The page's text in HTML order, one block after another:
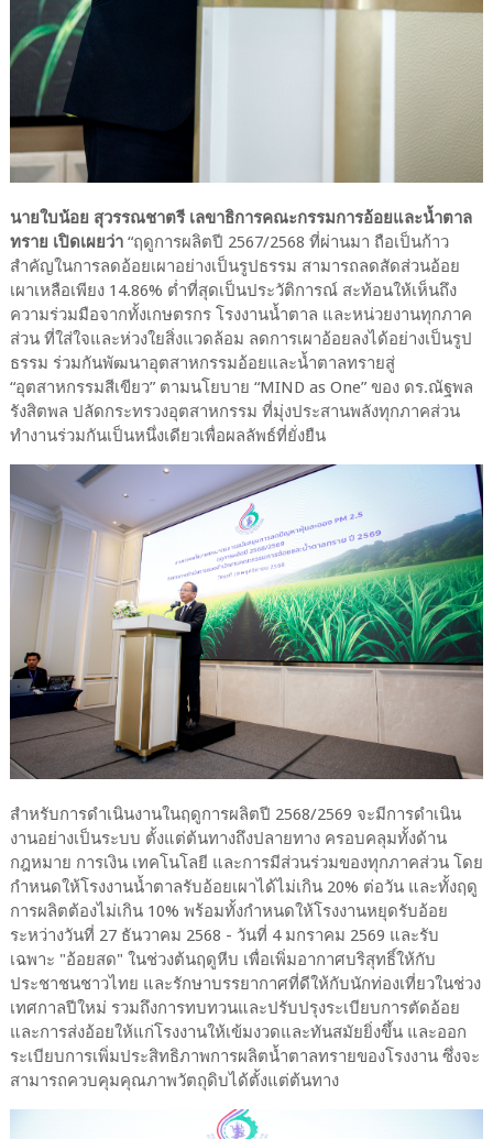
นายใบน้อย สุวรรณชาตรี เลขาธิการคณะกรรมการอ้อยและน้ำตาล
ทราย เปิดเผยว่า “ฤดูการผลิตปี 2567/2568 ที่ผ่านมา ถือเป็นก้าว
สำคัญในการลดอ้อยเผาอย่างเป็นรูปธรรม สามารถลดสัดส่วนอ้อย
เผาเหลือเพียง 14.86% ต่ำที่สุดเป็นประวัติการณ์ สะท้อนให้เห็นถึง
ความร่วมมือจากทั้งเกษตรกร โรงงานน้ำตาล และหน่วยงานทุกภาค
ส่วน ที่ใส่ใจและห่วงใยสิ่งแวดล้อม ลดการเผาอ้อยลงได้อย่างเป็นรูป
ธรรม ร่วมกันพัฒนาอุตสาหกรรมอ้อยและน้ำตาลทรายสู่
“อุตสาหกรรมสีเขียว” ตามนโยบาย “MIND as One” ของ ดร.ณัฐพล
รังสิตพล ปลัดกระทรวงอุตสาหกรรม ที่มุ่งประสานพลังทุกภาคส่วน
ทำงานร่วมกันเป็นหนึ่งเดียวเพื่อผลลัพธ์ที่ยั่งยืน
สำหรับการดำเนินงานในฤดูการผลิตปี 2568/2569 จะมีการดำเนิน
งานอย่างเป็นระบบ ตั้งแต่ต้นทางถึงปลายทาง ครอบคลุมทั้งด้าน
กฎหมาย การเงิน เทคโนโลยี และการมีส่วนร่วมของทุกภาคส่วน โดย
กำหนดให้โรงงานน้ำตาลรับอ้อยเผาได้ไม่เกิน 20% ต่อวัน และทั้งฤดู
การผลิตต้องไม่เกิน 10% พร้อมทั้งกำหนดให้โรงงานหยุดรับอ้อย
ระหว่างวันที่ 27 ธันวาคม 2568 - วันที่ 4 มกราคม 2569 และรับ
เฉพาะ "อ้อยสด" ในช่วงต้นฤดูหีบ เพื่อเพิ่มอากาศบริสุทธิ์ให้กับ
ประชาชนชาวไทย และรักษาบรรยากาศที่ดีให้กับนักท่องเที่ยวในช่วง
เทศกาลปีใหม่ รวมถึงการทบทวนและปรับปรุงระเบียบการตัดอ้อย
และการส่งอ้อยให้แก่โรงงานให้เข้มงวดและทันสมัยยิ่งขึ้น และออก
ระเบียบการเพิ่มประสิทธิภาพการผลิตน้ำตาลทรายของโรงงาน ซึ่งจะ
สามารถควบคุมคุณภาพวัตถุดิบได้ตั้งแต่ต้นทาง